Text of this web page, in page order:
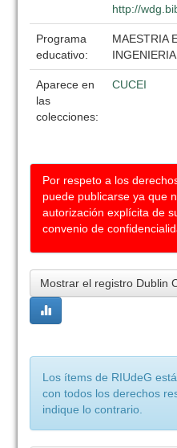
http://
Programa
educativo:
MAESTRIA
Aparece en
las
colecciones:
CUCEI
Por respeto a los
puede publicarse ya que
autorización explícita de
convenio de
Mostrar el registro Dublin
Los ítems de RIUdeG
con todos los derechos
indique lo contrario.